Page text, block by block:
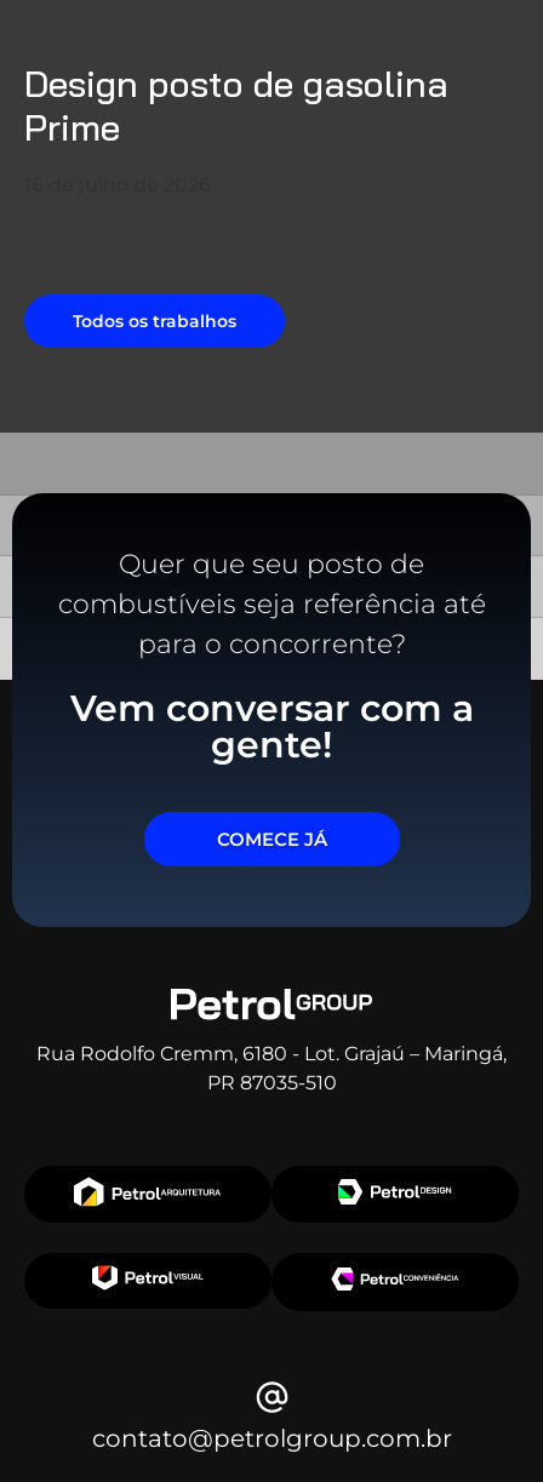
Design posto de gasolina
Prime
Todos os trabalhos
Quer que seu posto de
combustíveis seja referência até
para o concorrente?
Vem conversar com a
gente!
COMECE JÁ
Rua Rodolfo Cremm, 6180 - Lot. Grajaú – Maringá,
PR 87035-510
contato@petrolgroup.com.br